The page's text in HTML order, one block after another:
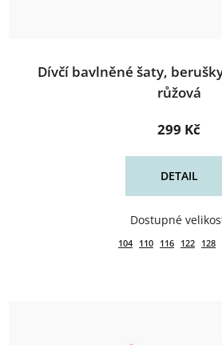
Dívčí bavlněné šaty,
růžová
299 Kč
DETAIL
104 110 116 122 128